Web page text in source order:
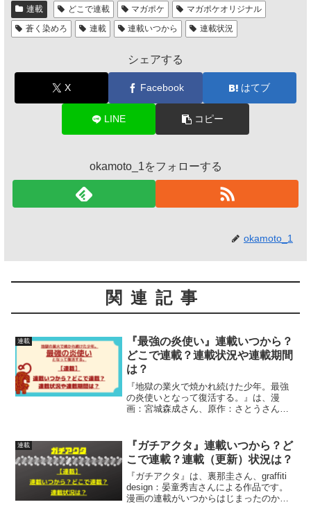
連載 どこで連載 マガポケ
マガポケオリジナル
蒼く染めろ
連載 連載いつから 連載状況
シェアする
X Facebook はてブ
LINE コピー
okamoto_1をフォローする
okamoto_1
関連記事
連載
『最強の炎使い』連載いつから？
どこで連載？連載状況や連載期間
は？
『地獄の業火で焼かれ続けた少年。最強
の炎使いとなって復活する。』は、漫
画：宮城森成さん、原作：さとうさん、
っているのか、どこで連載されているの
か連載（更新）状況、連載期...
連載
『ガチアクタ』連載いつから？ど
こで連載？連載（更新）状況は？
『ガチアクタ』は、裏那圭さん、graffiti
design：晏童秀吉さんによる作品です。
漫画の連載がいつからはじまったのか、